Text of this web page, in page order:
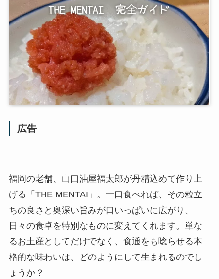
広告
福岡の老舗、山口油屋福太郎が丹精込めて作り上
げる「THE MENTAI」。一口食べれば、その粒立
ちの良さと奥深い旨みが口いっぱいに広がり、
日々の食卓を特別なものに変えてくれます。単な
るお土産としてだけでなく、食通をも唸らせる本
格的な味わいは、どのようにして生まれるのでし
ょうか？